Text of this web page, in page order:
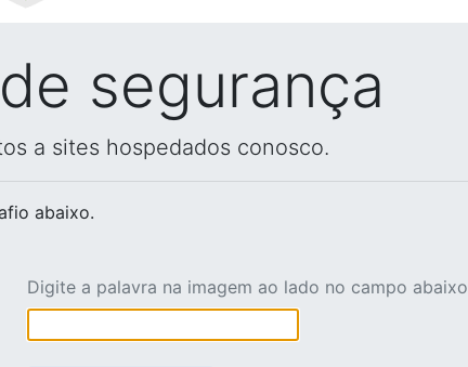
segurança
a sites hospedados conosco.
abaixo.
Digite a palavra na imagem ao lado no campo abaixo